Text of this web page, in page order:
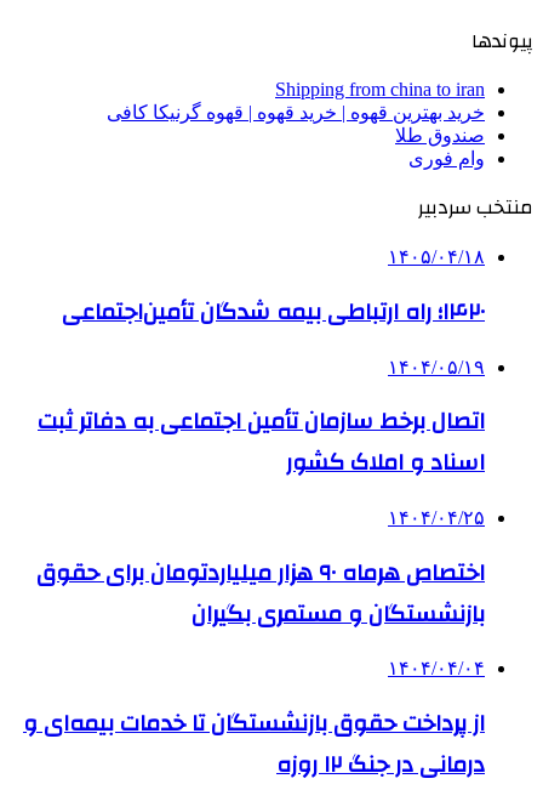
پیوندها
Shipping from china to iran
خرید بهترین قهوه | خرید قهوه | قهوه گرنیکا کافی
صندوق طلا
وام فوری
منتخب سردبیر
۱۴۰۵/۰۴/۱۸
۱۴۲۰؛ راه ارتباطی بیمه شدگان تأمین‌اجتماعی
۱۴۰۴/۰۵/۱۹
اتصال برخط سازمان تأمین اجتماعی به دفاتر ثبت
اسناد و املاک کشور
۱۴۰۴/۰۴/۲۵
اختصاص هرماه ۹۰ هزار میلیاردتومان برای حقوق
بازنشستگان و مستمری بگیران
۱۴۰۴/۰۴/۰۴
از پرداخت حقوق بازنشستگان تا خدمات بیمه‌ای و
درمانی در جنگ‌ ۱۲ روزه